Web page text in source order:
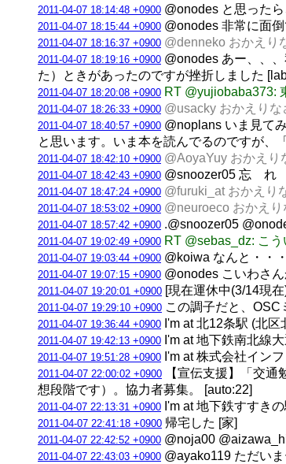
2011-04-07 18:14:48 +0900 @onodes と思った
2011-04-07 18:15:44 +0900 @onodes 非常に面
2011-04-07 18:16:37 +0900 @denneko おかえり
2011-04-07 18:19:16 +0900 @onodes あー、、
た）ときがあったのですが挫折しました
2011-04-07 18:20:08 +0900 RT @yujiobaba373:
2011-04-07 18:26:33 +0900 @usacky おかえりな
2011-04-07 18:40:57 +0900 @noplans いま見て
と思います。いま本を読んでるのですが、
2011-04-07 18:42:10 +0900 @AoyaYuy おかえり
2011-04-07 18:42:43 +0900 @snoozer05 忘
2011-04-07 18:47:24 +0900 @furuki_at おかえり
2011-04-07 18:53:02 +0900 @neuroeco おかえ
2011-04-07 18:57:42 +0900 .@snoozer05
2011-04-07 19:02:49 +0900 RT @sebas_dz: こ
2011-04-07 19:03:44 +0900 @koiwa なんと・・
2011-04-07 19:07:15 +0900 @onodes こいわさ
2011-04-07 19:20:01 +0900 [現在運休中(3/14現
2011-04-07 19:29:10 +0900 この調子だと、
2011-04-07 19:36:44 +0900 I'm at 北12条駅 (北
2011-04-07 19:42:13 +0900 I'm at 地下鉄南北線
2011-04-07 19:51:28 +0900 I'm at 株式会社イン
2011-04-07 22:00:02 +0900 【宣伝支援】「交通
想段階です）。協力者募集。 [auto:22]
2011-04-07 22:13:31 +0900 I'm at 地下鉄すすき
2011-04-07 22:41:18 +0900 帰宅した [家]
2011-04-07 22:42:52 +0900 @noja00
2011-04-07 22:43:03 +0900 @ayako119 ただい